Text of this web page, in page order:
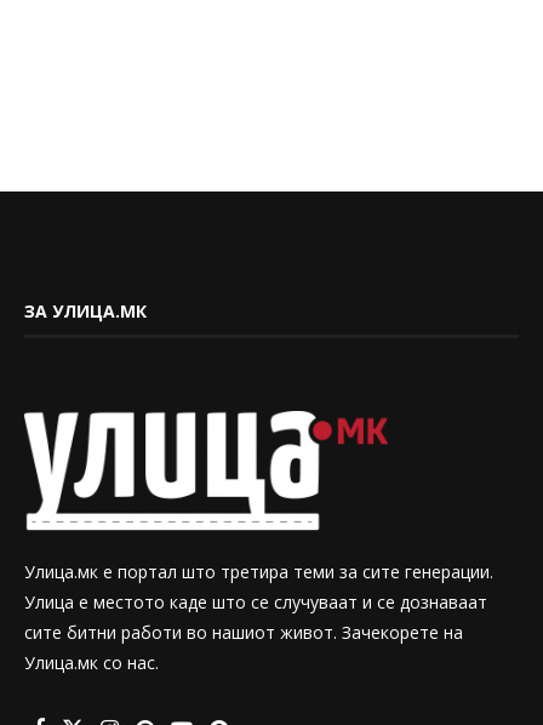
ЗА УЛИЦА.МК
Улица.мк е портал што третира теми за сите генерации.
Улица е местото каде што се случуваат и се дознаваат
сите битни работи во нашиот живот. Зачекорете на
Улица.мк со нас.